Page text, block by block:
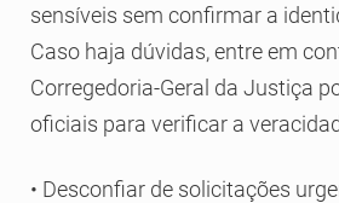
sensíveis sem confirmar a
Caso haja dúvidas, entre em
Corregedoria-Geral da Justiça
oficiais para verificar a
• Desconfiar de solicitações